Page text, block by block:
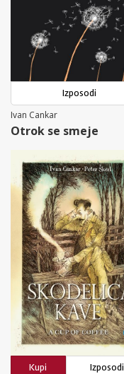
Izposodi
Ivan Cankar
Otrok se smeje
Kupi
Izposodi